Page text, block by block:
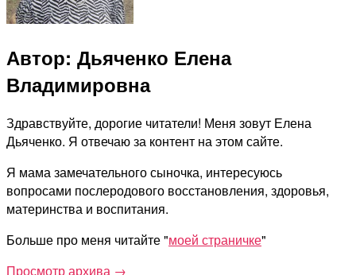
Автор: Дьяченко Елена
Владимировна
Здравствуйте, дорогие читатели! Меня зовут Елена
Дьяченко. Я отвечаю за контент на этом сайте.
Я мама замечательного сыночка, интересуюсь
вопросами послеродового восстановления, здоровья,
материнства и воспитания.
Больше про меня читайте "моей страничке"
Просмотр архива →